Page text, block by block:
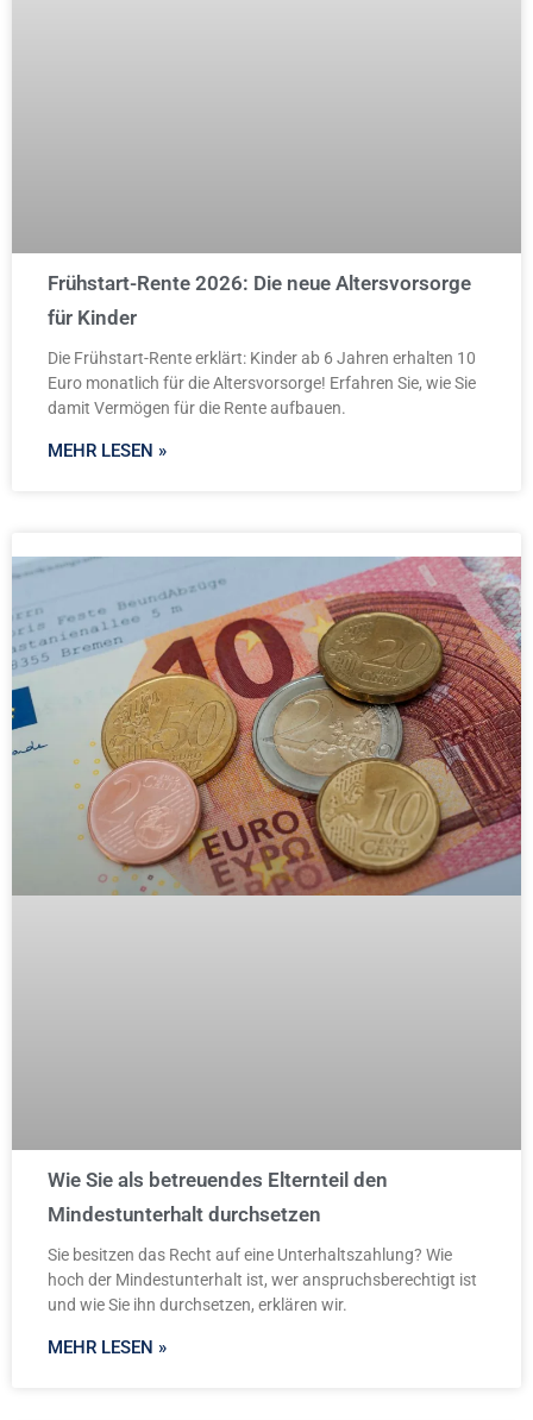
Frühstart-Rente 2026: Die neue Altersvorsorge
für Kinder
Die Frühstart-Rente erklärt: Kinder ab 6 Jahren erhalten 10
Euro monatlich für die Altersvorsorge! Erfahren Sie, wie Sie
damit Vermögen für die Rente aufbauen.
MEHR LESEN »
Wie Sie als betreuendes Elternteil den
Mindestunterhalt durchsetzen
Sie besitzen das Recht auf eine Unterhaltszahlung? Wie
hoch der Mindestunterhalt ist, wer anspruchsberechtigt ist
und wie Sie ihn durchsetzen, erklären wir.
MEHR LESEN »